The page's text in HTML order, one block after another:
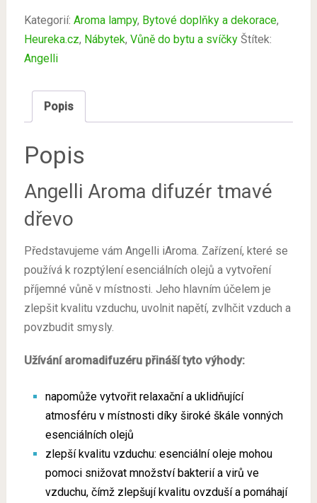
Kategorií: Aroma lampy, Bytové doplňky a dekorace,
Heureka.cz, Nábytek, Vůně do bytu a svíčky Štítek:
Angelli
Popis
Popis
Angelli Aroma difuzér tmavé
dřevo
Představujeme vám Angelli iAroma. Zařízení, které se
používá k rozptýlení esenciálních olejů a vytvoření
příjemné vůně v místnosti. Jeho hlavním účelem je
zlepšit kvalitu vzduchu, uvolnit napětí, zvlhčit vzduch a
povzbudit smysly.
Užívání aromadifuzéru přináší tyto výhody:
napomůže vytvořit relaxační a uklidňující
atmosféru v místnosti díky široké škále vonných
esenciálních olejů
zlepší kvalitu vzduchu: esenciální oleje mohou
pomoci snižovat množství bakterií a virů ve
vzduchu, čímž zlepšují kvalitu ovzduší a pomáhají